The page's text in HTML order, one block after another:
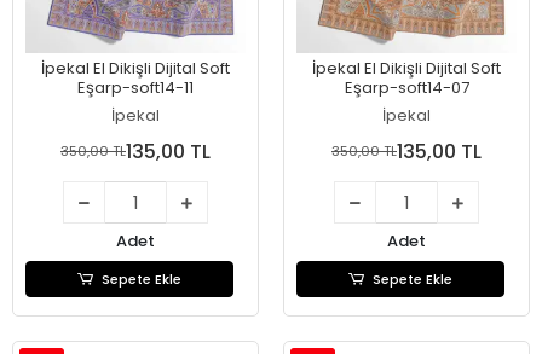
İpekal El Dikişli Dijital Soft
Eşarp-soft14-11
İpekal
350,00 TL135,00 TL
Adet
Sepete Ekle
İpekal El Dikişli Dijital Soft
Eşarp-soft14-07
İpekal
350,00 TL135,00 TL
Adet
Sepete Ekle